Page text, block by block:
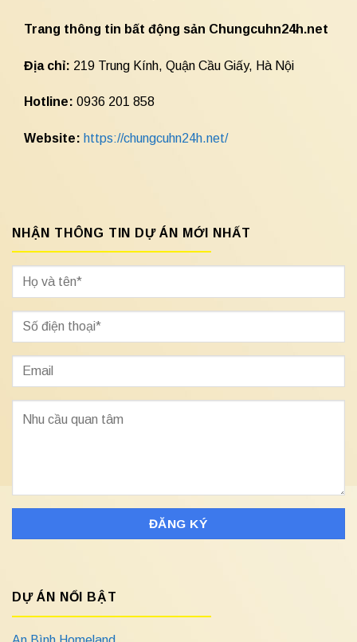
Trang thông tin bất động sản Chungcuhn24h.net
Địa chỉ: 219 Trung Kính, Quận Cầu Giấy, Hà Nội
Hotline: 0936 201 858
Website: https://chungcuhn24h.net/
NHẬN THÔNG TIN DỰ ÁN MỚI NHẤT
DỰ ÁN NỔI BẬT